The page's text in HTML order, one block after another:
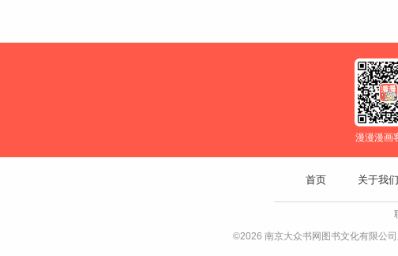
漫漫漫画
首页 关于我们
©2026 南京大众书网图书文化有限公